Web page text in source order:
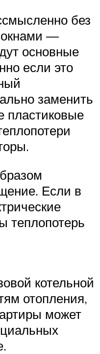
без
окнами —
основные
если это
заменить
пластиковые
Если в
теплопотерь
котельной
отопления,
может